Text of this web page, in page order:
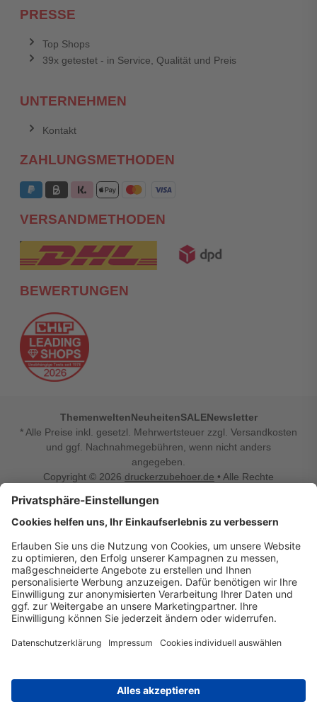
PRESSE
Top Shops
39x getestet - in Service, Qualität und Preis
UNTERNEHMEN
Kontakt
ZAHLUNGSMETHODEN
VERSANDMETHODEN
BEWERTUNGEN
ThemenweltenNeuheitenSALENewsletter
* Alle Preise inkl. gesetzl. Mehrwertsteuer zzgl. Versandkosten
und ggf. Nachnahmegebühren, wenn nicht anders
angegeben.
Copyright © 2026 druckerzubehoer.de • Alle Rechte
Vertrag widerrufen
Druckerzubehoer.de – preiswerte Qualität für Ihr Office
Sie sind auf der Suche nach dem passenden Druckerzubehör
oder Zubehör für das Büro, den Computer oder Ihr
Smartphone? Dann sind Sie bei Druckerzubehoer.de genau
richtig! Unser breites Sortiment bietet unter anderem Tinte
und Toner für alle gängigen Druckermodelle – großer sowie
kleiner Hersteller. Zugleich sind wir Ihr Online Fachhandel für
einrichten, die Werkstatt ausstatten oder den Alltag mit
was Ihren Arbeitsplatz noch komfortabler macht, finden Sie
bei uns auch Bastelspaß, Schulbedarf, Beleuchtung,